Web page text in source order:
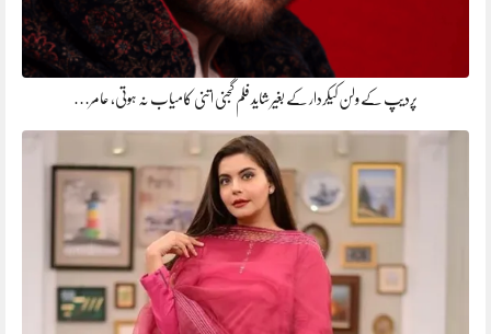
پردیپ کے ولن کیکردار کے بغیر شاید فلم گجنی اتنی کامیاب نہ ہوتی، عامر…